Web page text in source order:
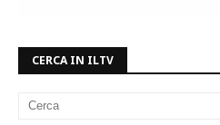
CERCA IN ILTV